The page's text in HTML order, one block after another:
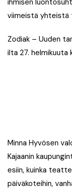
viimeistä yhteistä
Zodiak – Uuden
ilta 27. helmikuuta
Minna Hyvösen
Kajaanin
esiin, kuinka
päiväkoteihin,